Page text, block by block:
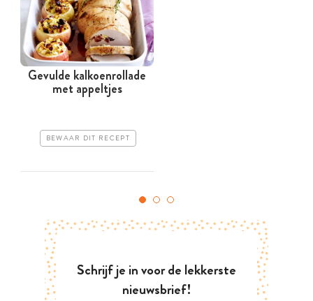
Gevulde kalkoenrollade
met appeltjes
BEWAAR DIT RECEPT
Schrijf je in voor de lekkerste
nieuwsbrief!